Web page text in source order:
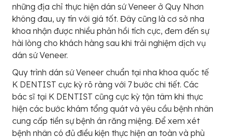
những địa chỉ thực hiện dán sứ Veneer ở Quy Nhơn
không đau, uy tín với giá tốt. Đây cũng là cơ sở nha
khoa nhận được nhiều phản hồi tích cực, đem đến sự
hài lòng cho khách hàng sau khi trải nghiệm dịch vụ
dán sứ Veneer.
Quy trình dán sứ Veneer chuẩn tại nha khoa quốc tế
K DENTIST cực kỳ rõ ràng với 7 bước chi tiết. Các
bác sĩ tại K DENTIST cũng cực kỳ tận tâm khi thực
hiện các bước khám tổng quát và yêu cầu bệnh nhân
cung cấp tiền sự bệnh án răng miệng. Để xem xét
bệnh nhân có đủ điều kiện thực hiện an toàn và phù